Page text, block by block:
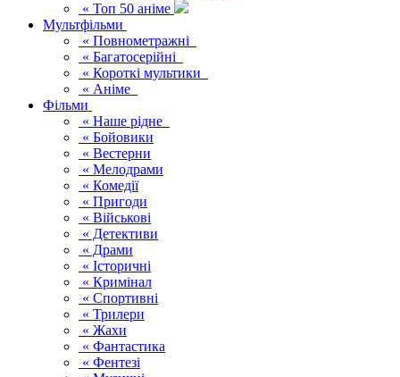
« Топ 50 аніме
Мультфільми
« Повнометражні
« Багатосерійні
« Короткі мультики
« Аніме
Фільми
« Наше рідне
« Бойовики
« Вестерни
« Мелодрами
« Комедії
« Пригоди
« Військові
« Детективи
« Драми
« Історичні
« Кримінал
« Спортивні
« Трилери
« Жахи
« Фантастика
« Фентезі